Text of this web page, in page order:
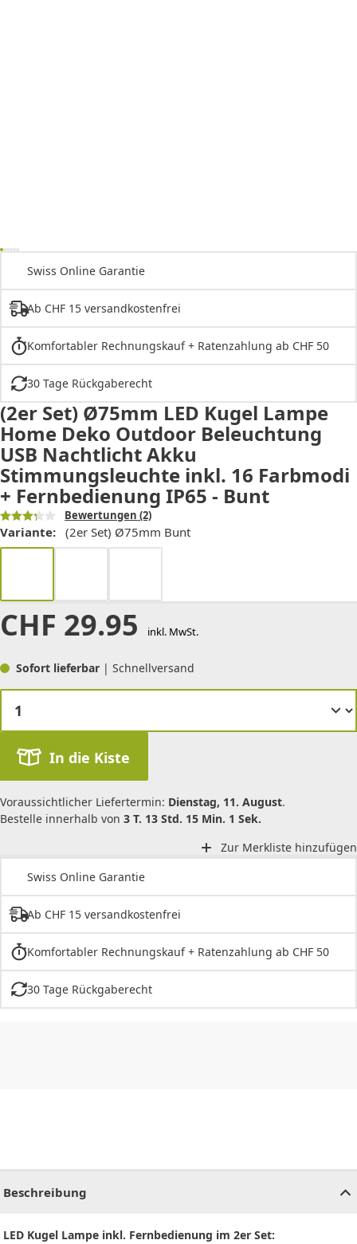
Swiss Online Garantie
Ab CHF 15 versandkostenfrei
Komfortabler Rechnungskauf + Ratenzahlung ab CHF 50
30 Tage Rückgaberecht
(2er Set) Ø75mm LED Kugel Lampe
Home Deko Outdoor Beleuchtung
USB Nachtlicht Akku
Stimmungsleuchte inkl. 16 Farbmodi
+ Fernbedienung IP65 - Bunt
Bewertungen (2)
Variante: (2er Set) Ø75mm Bunt
CHF 29.95 inkl. MwSt.
Sofort lieferbar | Schnellversand
In die Kiste
Voraussichtlicher Liefertermin: Dienstag, 11. August.
Bestelle innerhalb von 3 T. 13 Std. 15 Min. 1 Sek.
Zur Merkliste hinzufügen
Swiss Online Garantie
Ab CHF 15 versandkostenfrei
Komfortabler Rechnungskauf + Ratenzahlung ab CHF 50
30 Tage Rückgaberecht
Beschreibung
LED Kugel Lampe inkl. Fernbedienung im 2er Set: